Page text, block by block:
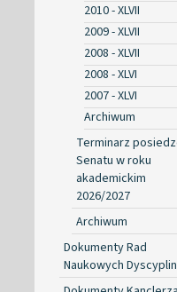
2010 - XLVII
2009 - XLVII
2008 - XLVII
2008 - XLVI
2007 - XLVI
Archiwum
Terminarz
Senatu w roku
akademickim
2026/2027
Archiwum
Dokumenty Rad
Naukowych Dyscyplin